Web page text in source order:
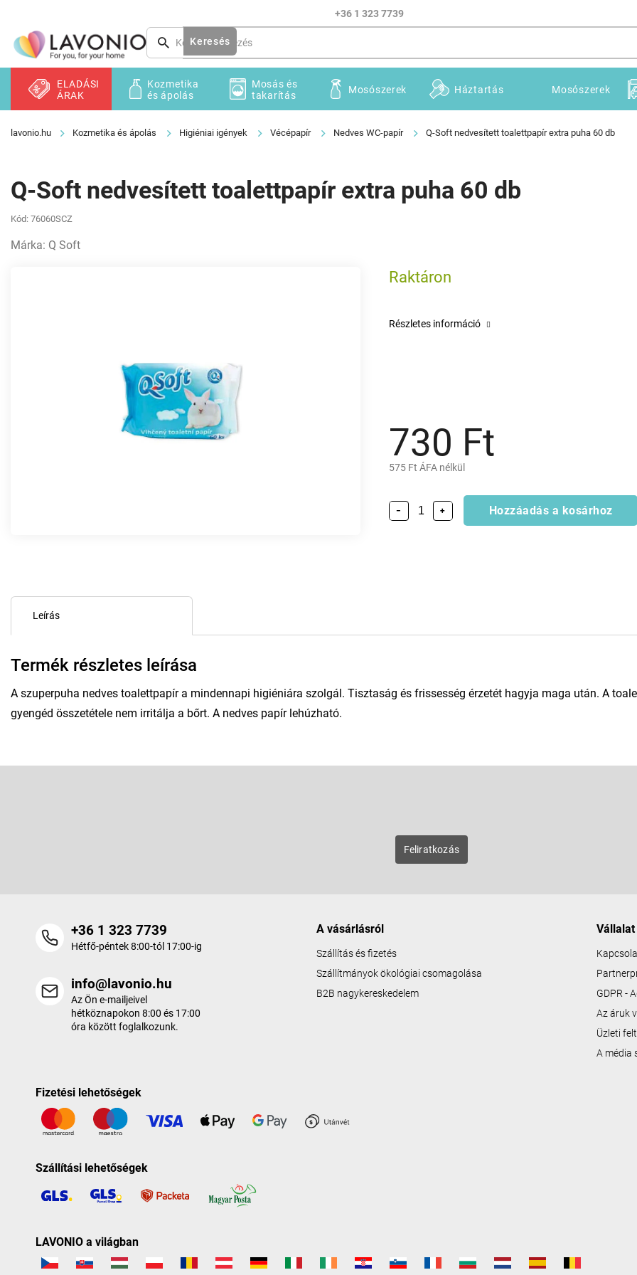
tartalomhoz
+36 1 323 7739
Keresés
ELADÁSI
ÁRAK
Kozmetika
és ápolás
Mosás és
takarítás
Mosószerek Háztartás Mosószerek
Kozmetika és ápolás Higiéniai igények Vécépapír Nedves WC-papír Q-Soft nedvesített toalettpapír extra puha 60 db
Q-Soft nedvesített toalettpapír extra puha 60 db
Kód: 76060SCZ
Márka: Q Soft
730 Ft
575 Ft ÁFA nélkül
Raktáron
+
− Hozzáadás a kosárhoz
Részletes információ
Leírás
Termék részletes leírása
A szuperpuha nedves toalettpapír a mindennapi higiéniára szolgál. Tisztaság és frissesség érzetét hagyja maga után. A
gyengéd összetétele nem irritálja a bőrt. A nedves papír lehúzható.
Feliratkozás
+36 1 323 7739
Hétfő-péntek 8:00-tól 17:00-ig
info@lavonio.hu
Az Ön e-mailjeivel
hétköznapokon 8:00 és 17:00
óra között foglalkozunk.
A vásárlásról
Szállítás és fizetés
Szállítmányok ökológiai csomagolása
B2B nagykereskedelem
Vállalat
GDPR -
Az áruk
Üzleti
A média
Fizetési lehetőségek
Szállítási lehetőségek
LAVONIO a világban